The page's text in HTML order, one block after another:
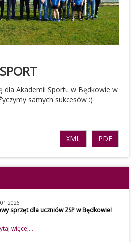
dla Akademii Sportu w Będkowie w
samych sukcesów :)
PDF
XML
sprzęt dla uczniów ZSP w Będkowie!
więcej...